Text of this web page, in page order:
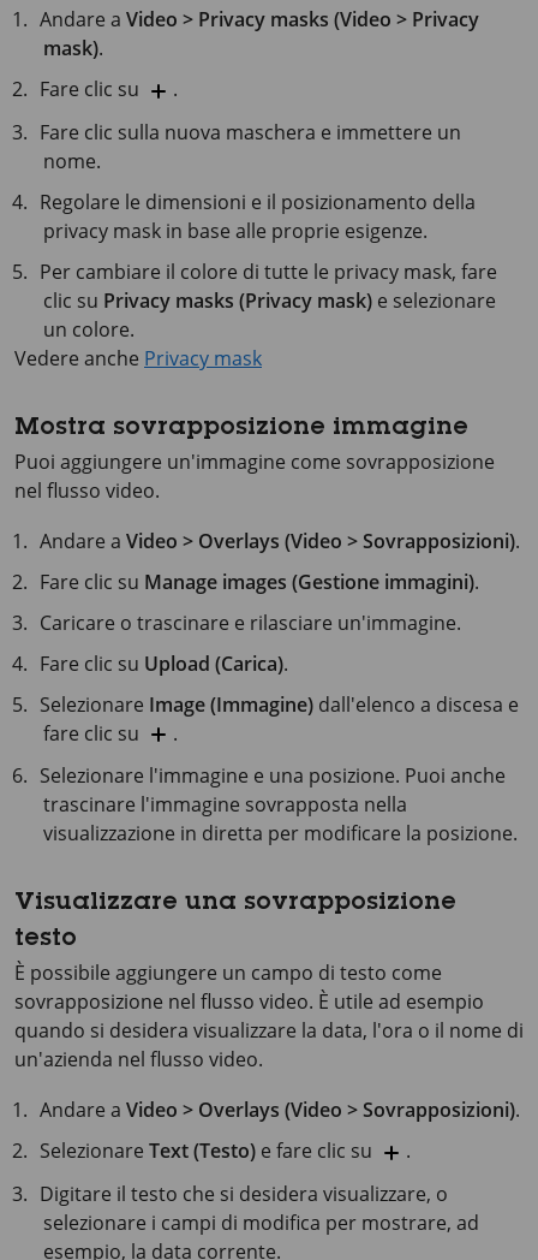
Andare aVideo > Privacy masks (Video > Privacy
mask).
Fare clic su
.
Fare clic sulla nuova maschera e immettere un
nome.
Regolare le dimensioni e il posizionamento della
privacy mask in base alle proprie esigenze.
Per cambiare il colore di tutte le privacy mask, fare
clic su Privacy masks (Privacy mask) e selezionare
un colore.
Vedere anche Privacy mask
Mostra sovrapposizione immagine
Puoi aggiungere un'immagine come sovrapposizione
nel flusso video.
Andare aVideo > Overlays (Video > Sovrapposizioni).
Fare clic su Manage images (Gestione immagini).
Caricare o trascinare e rilasciare un'immagine.
Fare clic su Upload (Carica).
Selezionare Image (Immagine) dall'elenco a discesa e
fare clic su
.
Selezionare l'immagine e una posizione. Puoi anche
trascinare l'immagine sovrapposta nella
visualizzazione in diretta per modificare la posizione.
Visualizzare una sovrapposizione
testo
È possibile aggiungere un campo di testo come
sovrapposizione nel flusso video. È utile ad esempio
quando si desidera visualizzare la data, l'ora o il nome di
un'azienda nel flusso video.
Andare aVideo > Overlays (Video > Sovrapposizioni).
SelezionareText (Testo) e fare clic su
.
Digitare il testo che si desidera visualizzare, o
selezionare i campi di modifica per mostrare, ad
esempio, la data corrente.